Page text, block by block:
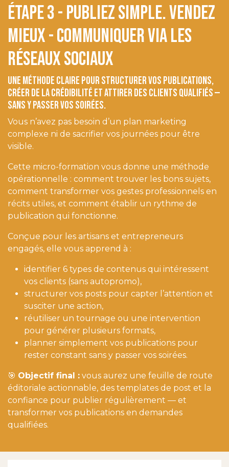
ÉTAPE 3 - Publiez simple. Vendez
mieux - communiquer via les
réseaux sociaux
Une méthode claire pour structurer vos publications,
créer de la crédibilité et attirer des clients qualifiés —
sans y passer vos soirées.
Vous n’avez pas besoin d’un plan marketing
complexe ni de sacrifier vos journées pour être
visible.
Cette micro-formation vous donne une méthode
opérationnelle : comment trouver les bons sujets,
comment transformer vos gestes professionnels en
récits utiles, et comment établir un rythme de
publication qui fonctionne.
Conçue pour les artisans et entrepreneurs
engagés, elle vous apprend à :
identifier 6 types de contenus qui intéressent
vos clients (sans autopromo),
structurer vos posts pour capter l’attention et
susciter une action,
réutiliser un tournage ou une intervention
pour générer plusieurs formats,
planner simplement vos publications pour
rester constant sans y passer vos soirées.
🎯 Objectif final : vous aurez une feuille de route
éditoriale actionnable, des templates de post et la
confiance pour publier régulièrement — et
transformer vos publications en demandes
qualifiées.